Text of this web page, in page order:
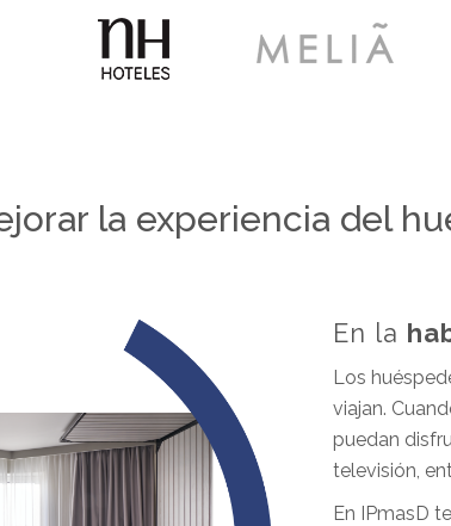
la experiencia del
En la
Los
viajan.
puedan
televisión,
En IPmasD